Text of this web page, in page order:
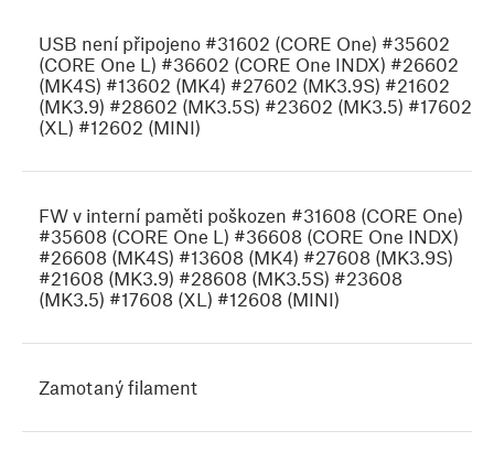
USB není připojeno #31602 (CORE One) #35602
(CORE One L) #36602 (CORE One INDX) #26602
(MK4S) #13602 (MK4) #27602 (MK3.9S) #21602
(MK3.9) #28602 (MK3.5S) #23602 (MK3.5) #17602
(XL) #12602 (MINI)
FW v interní paměti poškozen #31608 (CORE One)
#35608 (CORE One L) #36608 (CORE One INDX)
#26608 (MK4S) #13608 (MK4) #27608 (MK3.9S)
#21608 (MK3.9) #28608 (MK3.5S) #23608
(MK3.5) #17608 (XL) #12608 (MINI)
Zamotaný filament